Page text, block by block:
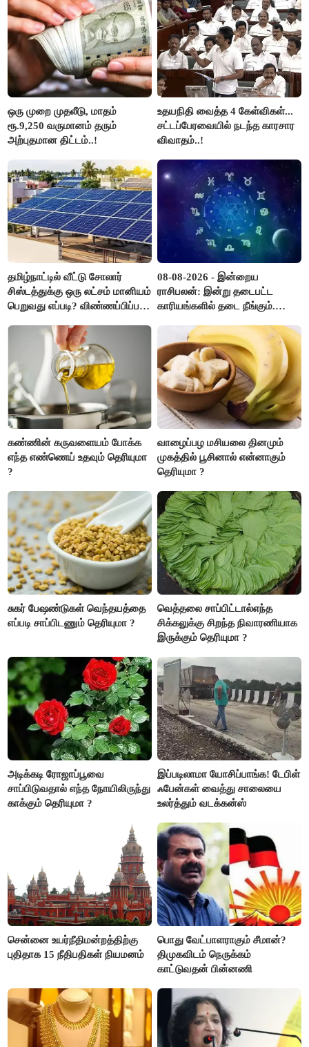
ஆதவ் அர்ஜுனா பதிலடி!
ஒரு முறை முதலீடு, மாதம்
ரூ.9,250 வருமானம் தரும்
அற்புதமான திட்டம்..!
உதயநிதி வைத்த 4 கேள்விகள்...
சட்டப்பேரவையில் நடந்த காரசார
விவாதம்..!
தமிழ்நாட்டில் வீட்டு சோலார்
சிஸ்டத்துக்கு ஒரு லட்சம் மானியம்
பெறுவது எப்படி? விண்ணப்பிப்பது
08-08-2026 - இன்றைய
ராசிபலன்: இன்று தடைபட்ட
காரியங்களில் தடை நீங்கும்.
இருக்கும். ஆன்மீக எண்ணம்
அதிகரிக்கும்..!
கண்ணின் கருவளையம் போக்க
எந்த எண்ணெய் உதவும் தெரியுமா
?
வாழைப்பழ மசியலை தினமும்
முகத்தில் பூசினால் என்னாகும்
தெரியுமா ?
சுகர் பேஷண்டுகள் வெந்தயத்தை
எப்படி சாப்பிடணும் தெரியுமா ?
வெத்தலை சாப்பிட்டால்எந்த
சிக்கலுக்கு சிறந்த நிவாரணியாக
இருக்கும் தெரியுமா ?
அடிக்கடி ரோஜாப்பூவை
சாப்பிடுவதால் எந்த நோயிலிருந்து
காக்கும் தெரியுமா ?
இப்படிலாமா யோசிப்பாங்க! டேபிள்
ஃபேன்கள் வைத்து சாலையை
உலர்த்தும் வடக்கன்ஸ்
சென்னை உயர்நீதிமன்றத்திற்கு
புதிதாக 15 நீதிபதிகள் நியமனம்
பொது வேட்பாளராகும் சீமான்?
திமுகவிடம் நெருக்கம்
காட்டுவதன் பின்னணி